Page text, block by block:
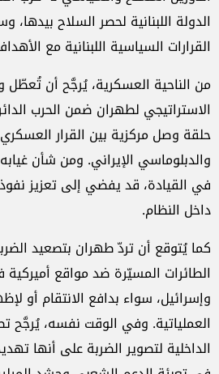
الدولة اللبنانية لحصر السلاح
القرارات السياسية اللبنانية مع
من الناحية العسكرية، يُرجَّح أن تُعطّل
الاستراتيجي لطهران ضمن الحرب
حلقة وصل مركزية بين القرار
والدبلوماسي الإيراني. ومن شأن
في القيادة، قد يفضي إلى تعزيز
داخل النظام.
كما يُتوقع أن تردّ طهران بتصعيد
الطائرات المسيّرة ضد مواقع
وإسرائيل، سواء بدافع الانتقام أو
العملياتية. وفي الوقت نفسه، يُرجَّح
الداخلية لتصوير الضربة على أنها